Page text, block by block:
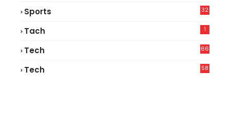
Sports 32
Tach 1
Tech
66
Tech
58